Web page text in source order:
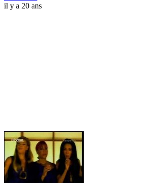
il y a 20 ans